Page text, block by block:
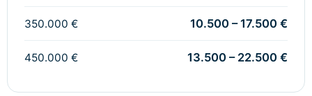
350.000 € 10.500 – 17.500 €
450.000 € 13.500 – 22.500 €